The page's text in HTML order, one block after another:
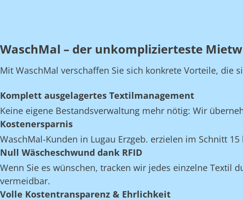
WaschMal – der unkomplizierteste
Mit WaschMal verschaffen Sie sich konkrete Vorteile,
Komplett ausgelagertes Textilmanagement
Keine eigene Bestandsverwaltung mehr nötig: Wir
Kostenersparnis
WaschMal-Kunden in Lugau Erzgeb. erzielen im Schnitt
Null Wäscheschwund dank RFID
Wenn Sie es wünschen, tracken wir jedes einzelne
vermeidbar.
Volle Kostentransparenz & Ehrlichkeit